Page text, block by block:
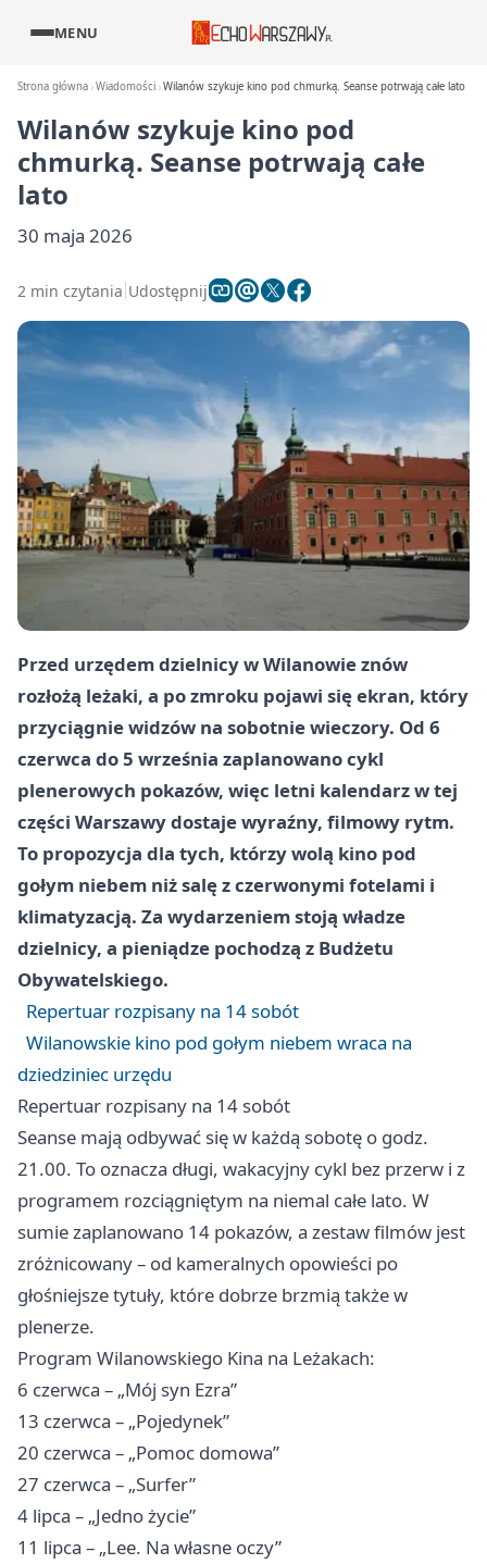
MENU
Strona główna Wiadomości Wilanów szykuje kino pod chmurką. Seanse potrwają całe lato
Wilanów szykuje kino pod
chmurką. Seanse potrwają całe
lato
30 maja 2026
2 min czytania Udostępnij
Przed urzędem dzielnicy w Wilanowie znów
rozłożą leżaki, a po zmroku pojawi się ekran, który
przyciągnie widzów na sobotnie wieczory. Od 6
czerwca do 5 września zaplanowano cykl
plenerowych pokazów, więc letni kalendarz w tej
części Warszawy dostaje wyraźny, filmowy rytm.
To propozycja dla tych, którzy wolą kino pod
gołym niebem niż salę z czerwonymi fotelami i
klimatyzacją. Za wydarzeniem stoją władze
dzielnicy, a pieniądze pochodzą z Budżetu
Obywatelskiego.
Repertuar rozpisany na 14 sobót
Wilanowskie kino pod gołym niebem wraca na
dziedziniec urzędu
Repertuar rozpisany na 14 sobót
Seanse mają odbywać się w każdą sobotę o godz.
21.00. To oznacza długi, wakacyjny cykl bez przerw i z
programem rozciągniętym na niemal całe lato. W
sumie zaplanowano 14 pokazów, a zestaw filmów jest
zróżnicowany – od kameralnych opowieści po
głośniejsze tytuły, które dobrze brzmią także w
plenerze.
Program Wilanowskiego Kina na Leżakach:
6 czerwca – „Mój syn Ezra”
13 czerwca – „Pojedynek”
20 czerwca – „Pomoc domowa”
27 czerwca – „Surfer”
4 lipca – „Jedno życie”
11 lipca – „Lee. Na własne oczy”